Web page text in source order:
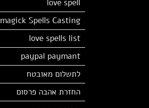
love spell
magick Spells Casting
love spells list
paypal paymant
לתשלום מאובטח
החזרת אהבה פרסום